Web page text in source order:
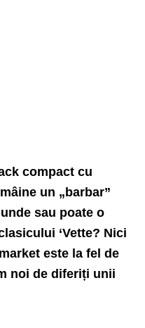
compact cu
un „barbar”
sau poate o
‘Vette? Nici
este la fel de
noi de diferiți unii